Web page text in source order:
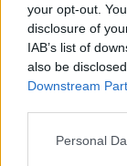
your opt-out.
disclosure of
IAB’s list of
also be
Downstream
Personal
06/08/2026 - 18:10
ΟΠΕΚΑ: Αύριο
του
06/08/2026 - 17:40
Στρατηγική